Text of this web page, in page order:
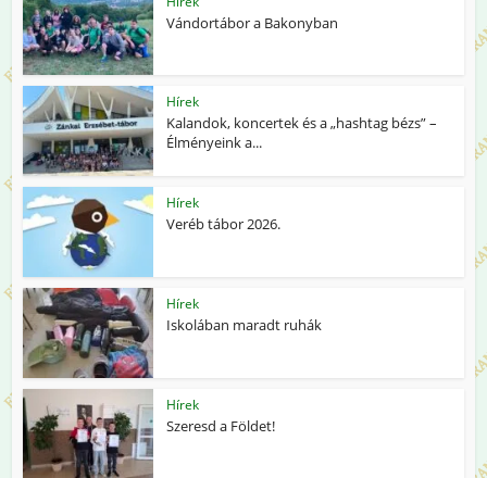
Vándortábor a Bakonyban
Hírek
Kalandok, koncertek és a „hashtag bézs” –
Élményeink a...
Hírek
Veréb tábor 2026.
Hírek
Iskolában maradt ruhák
Hírek
Szeresd a Földet!